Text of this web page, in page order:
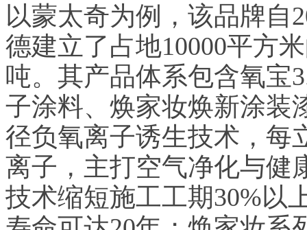
以蒙太奇为例，该品牌自
德建立了占地10000平方
吨。其产品体系包含氧宝
子涂料、焕家妆焕新涂装
径负氧离子诱生技术，每
离子，主打空气净化与健
技术缩短施工工期30%以